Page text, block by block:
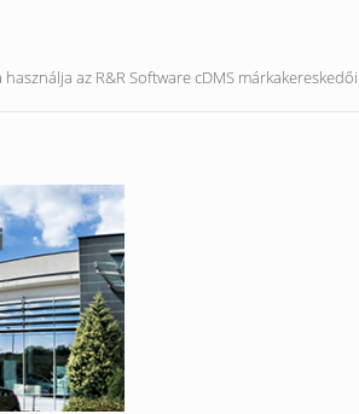
az R&R Software cDMS